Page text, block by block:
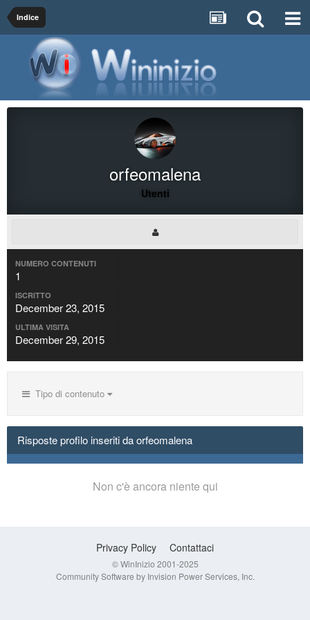
Indice
orfeomalena
Utenti
NUMERO CONTENUTI
1
ISCRITTO
December 23, 2015
ULTIMA VISITA
December 29, 2015
Tipo di contenuto
Risposte profilo inseriti da orfeomalena
Non c'è ancora niente qui
Privacy Policy Contattaci
© WinInizio 2001-2025
Community Software by Invision Power Services, Inc.